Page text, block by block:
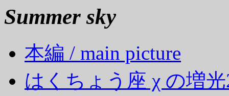
Summer sky
本編 / main picture
はくちょう座 χ の増